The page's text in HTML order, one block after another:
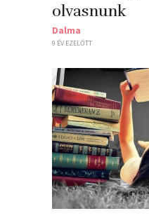
olvasnunk
Dalma
9 ÉV EZELŐTT